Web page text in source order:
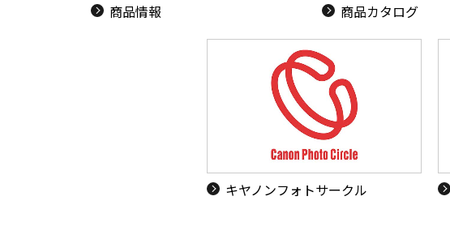
商品情報 商品カタログ
キヤノンフォトサークル